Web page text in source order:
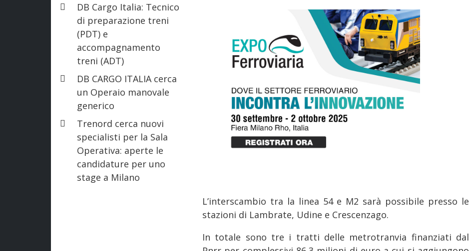
DB Cargo Italia: Tecnico
di preparazione treni
(PDT) e
accompagnamento
treni (ADT)
DB CARGO ITALIA cerca
un Operaio manovale
generico
Trenord cerca nuovi
specialisti per la Sala
Operativa: aperte le
candidature per uno
stage a Milano
L’interscambio tra la linea 54 e M2 sarà possibile presso le
stazioni di Lambrate, Udine e Crescenzago.
In totale sono tre i tratti delle metrotranvia finanziati dal